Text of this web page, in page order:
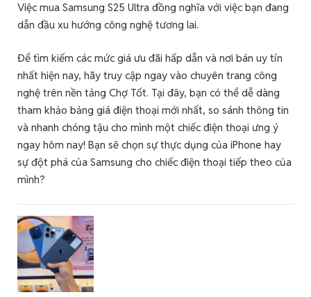
Việc mua Samsung S25 Ultra đồng nghĩa với việc bạn đang
dẫn đầu xu hướng công nghệ tương lai.
Để tìm kiếm các mức giá ưu đãi hấp dẫn và nơi bán uy tín
nhất hiện nay, hãy truy cập ngay vào chuyên trang công
nghệ trên nền tảng Chợ Tốt. Tại đây, bạn có thể dễ dàng
tham khảo bảng giá điện thoại mới nhất, so sánh thông tin
và nhanh chóng tậu cho mình một chiếc điện thoại ưng ý
ngay hôm nay! Bạn sẽ chọn sự thực dụng của iPhone hay
sự đột phá của Samsung cho chiếc điện thoại tiếp theo của
mình?